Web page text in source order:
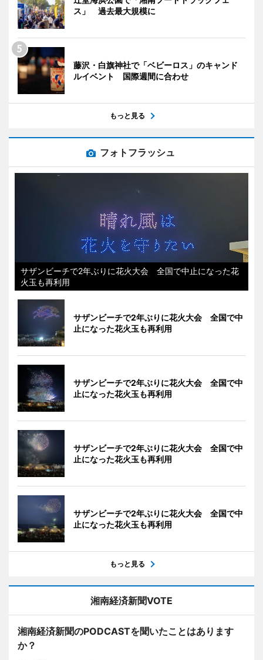
ス」 過去最大規模に
藤沢・白旗神社で「ベビーロス」のキャンド
ルイベント 国際週間に合わせ
もっと見る
フォトフラッシュ
サザンビーチで2年ぶりに花火大会 全国で中止になった花
火玉も再利用
サザンビーチで2年ぶりに花火大会 全国で中
止になった花火玉も再利用
サザンビーチで2年ぶりに花火大会 全国で中
止になった花火玉も再利用
サザンビーチで2年ぶりに花火大会 全国で中
止になった花火玉も再利用
サザンビーチで2年ぶりに花火大会 全国で中
止になった花火玉も再利用
もっと見る
湘南経済新聞VOTE
湘南経済新聞のPODCASTを聞いたことはあります
か？